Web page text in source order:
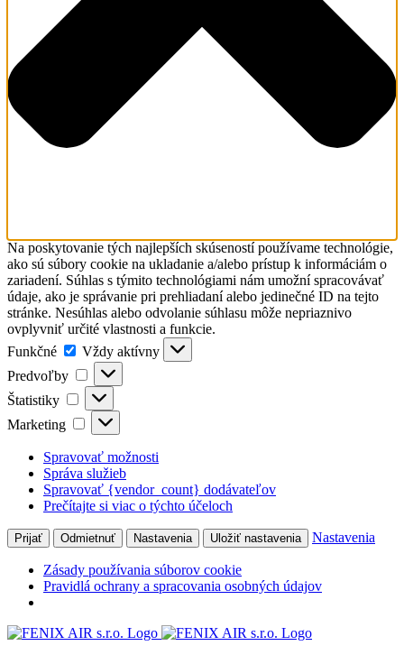
Na poskytovanie tých najlepších skúseností používame technológie,
ako sú súbory cookie na ukladanie a/alebo prístup k informáciám o
zariadení. Súhlas s týmito technológiami nám umožní spracovávať
údaje, ako je správanie pri prehliadaní alebo jedinečné ID na tejto
stránke. Nesúhlas alebo odvolanie súhlasu môže nepriaznivo
ovplyvniť určité vlastnosti a funkcie.
Funkčné
Funkčné
Vždy aktívny
Predvoľby
Predvoľby
Štatistiky Štatistiky
Marketing Marketing
Spravovať možnosti
Správa služieb
Spravovať {vendor_count} dodávateľov
Prečítajte si viac o týchto účeloch
Prijať Odmietnuť Nastavenia Uložiť nastavenia Nastavenia
Zásady používania súborov cookie
Pravidlá ochrany a spracovania osobných údajov
Skip